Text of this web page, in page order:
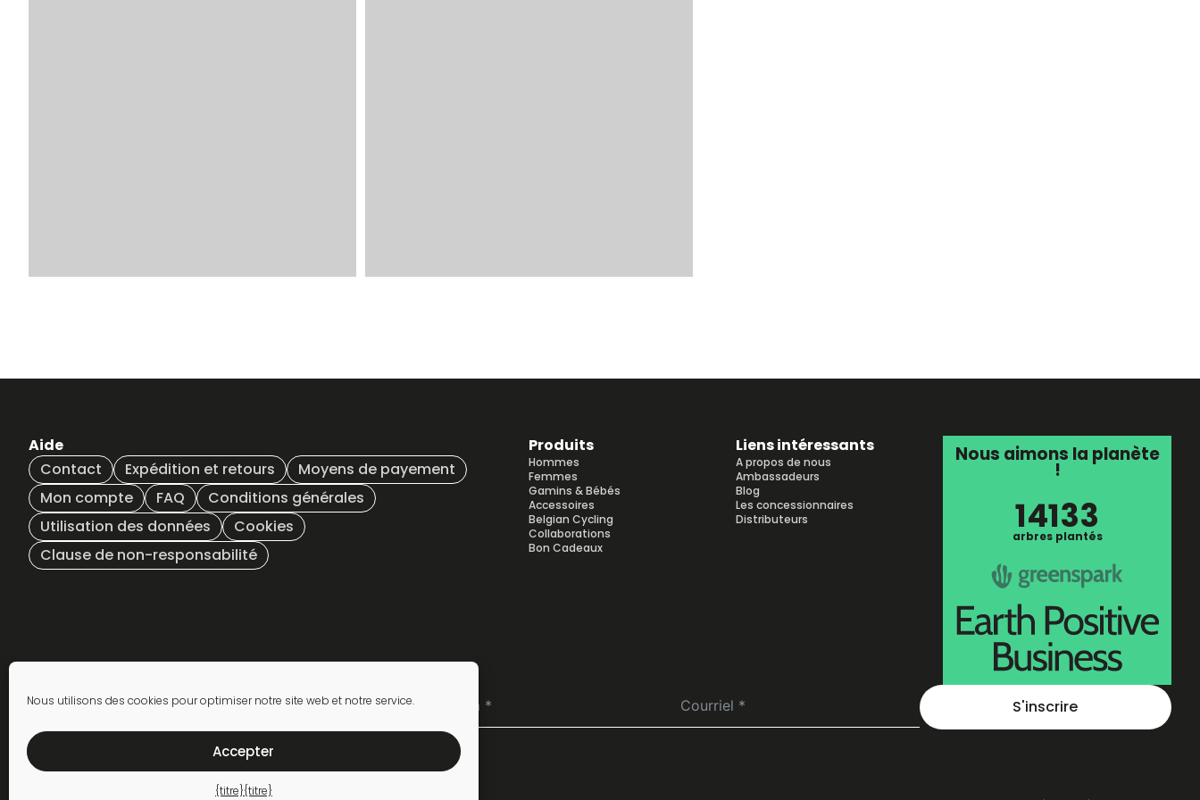
Nous utilisons des cookies pour optimiser notre site web et notre service.
Accepter
{titre}{titre}
Aide
Contact
Expédition et retours
Moyens de payement
Mon compte
FAQ
Conditions générales
Utilisation des données
Cookies
Clause de non-responsabilité
Produits
Hommes
Femmes
Gamins & Bébés
Accessoires
Belgian Cycling
Collaborations
Bon Cadeaux
Liens intéressants
A propos de nous
Ambassadeurs
Blog
Les concessionnaires
Distributeurs
Nous aimons la planète
!
14133
arbres plantés
S'abonner à la lettre
S'inscrire